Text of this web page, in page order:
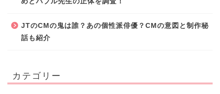
JTのCMの鬼は誰？あの個性派俳優？CMの意図と制作秘
話も紹介
カテゴリー